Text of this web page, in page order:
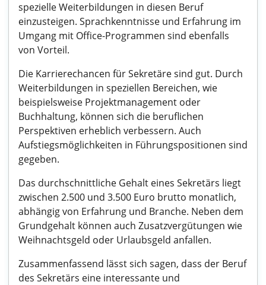
spezielle Weiterbildungen in diesen Beruf
einzusteigen. Sprachkenntnisse und Erfahrung im
Umgang mit Office-Programmen sind ebenfalls
von Vorteil.
Die Karrierechancen für Sekretäre sind gut. Durch
Weiterbildungen in speziellen Bereichen, wie
beispielsweise Projektmanagement oder
Buchhaltung, können sich die beruflichen
Perspektiven erheblich verbessern. Auch
Aufstiegsmöglichkeiten in Führungspositionen sind
gegeben.
Das durchschnittliche Gehalt eines Sekretärs liegt
zwischen 2.500 und 3.500 Euro brutto monatlich,
abhängig von Erfahrung und Branche. Neben dem
Grundgehalt können auch Zusatzvergütungen wie
Weihnachtsgeld oder Urlaubsgeld anfallen.
Zusammenfassend lässt sich sagen, dass der Beruf
des Sekretärs eine interessante und